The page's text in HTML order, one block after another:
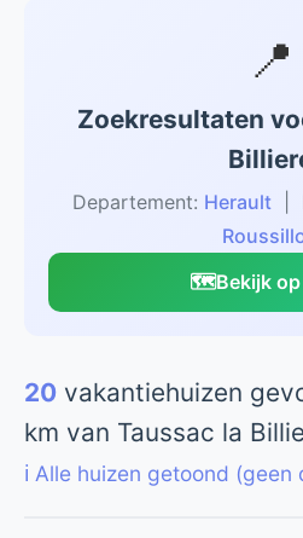
📍
Zoekresultaten
Departement: Herault |
🗺️Bekijk
20 vakantiehuizen
km van Taussac la
ℹ️ Alle huizen getoond (geen